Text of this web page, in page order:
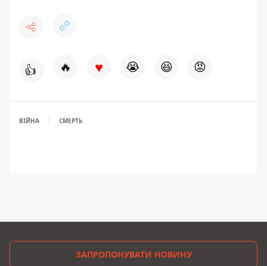
👍 🔥 ♥ 😭 😆 😡
ВІЙНА СМЕРТЬ
ЗАПРОПОНУВАТИ НОВИНУ